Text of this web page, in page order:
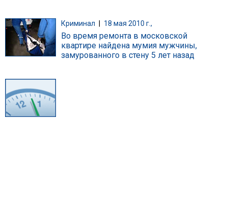
Криминал | 18 мая 2010 г.,
Во время ремонта в московской
квартире найдена мумия мужчины,
замурованного в стену 5 лет назад